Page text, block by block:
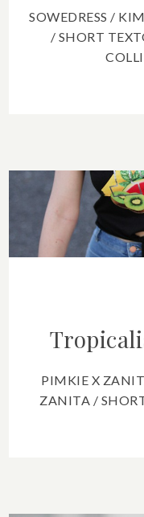
SOWEDRESS /
/ SHORT
PIMKIE X
ZANITA /